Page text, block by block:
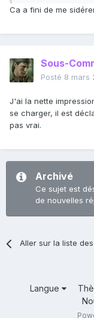
Ca a fini de me
Sous-
Posté 8 mars
J'ai la nette
se charger, il est
pas vrai.
Archivé
Ce sujet est
de nouvelles
Aller sur la liste
Langue